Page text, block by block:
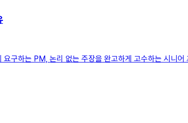
요구하는 PM, 논리 없는 주장을 완고하게 고수하는 시